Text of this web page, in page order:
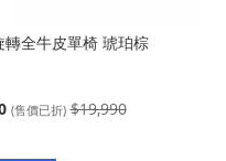
全牛皮單椅 琥珀棕
(售價已折) $19,990